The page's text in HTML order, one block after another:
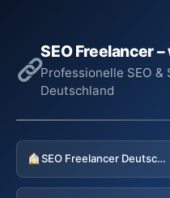
SEO Freelancer
Professionelle SEO
Deutschland
SEO Freelancer Deutschland